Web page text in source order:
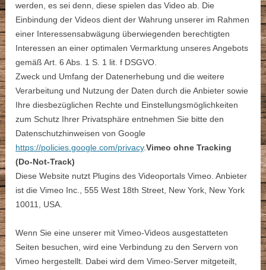
werden, es sei denn, diese spielen das Video ab. Die
Einbindung der Videos dient der Wahrung unserer im Rahmen
einer Interessensabwägung überwiegenden berechtigten
Interessen an einer optimalen Vermarktung unseres Angebots
gemäß Art. 6 Abs. 1 S. 1 lit. f DSGVO.
Zweck und Umfang der Datenerhebung und die weitere
Verarbeitung und Nutzung der Daten durch die Anbieter sowie
Ihre diesbezüglichen Rechte und Einstellungsmöglichkeiten
zum Schutz Ihrer Privatsphäre entnehmen Sie bitte den
Datenschutzhinweisen von Google
https://policies.google.com/privacy.Vimeo ohne Tracking
(Do-Not-Track)
Diese Website nutzt Plugins des Videoportals Vimeo. Anbieter
ist die Vimeo Inc., 555 West 18th Street, New York, New York
10011, USA.
Wenn Sie eine unserer mit Vimeo-Videos ausgestatteten
Seiten besuchen, wird eine Verbindung zu den Servern von
Vimeo hergestellt. Dabei wird dem Vimeo-Server mitgeteilt,